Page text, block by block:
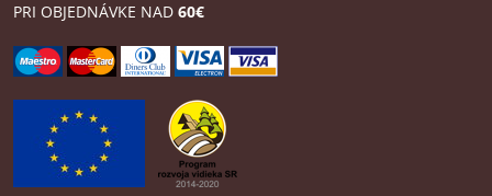
PRI OBJEDNÁVKE NAD 60€